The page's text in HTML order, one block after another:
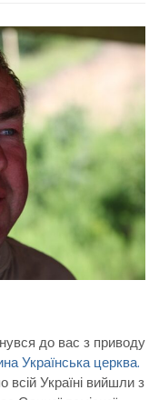
до вас з приводу
Українська церква.
всій Україні вийшли з